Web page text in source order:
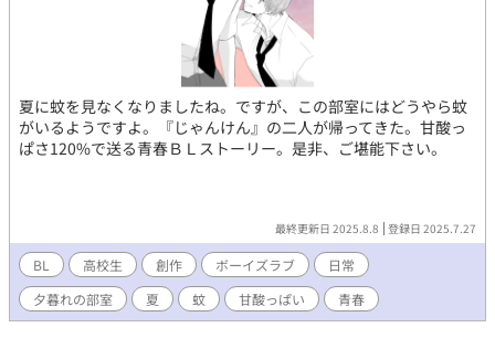
夏に蚊を見なくなりましたね。ですが、この部室にはどうやら蚊
がいるようですよ。『じゃんけん』の二人が帰ってきた。甘酸っ
ぱさ120%で送る青春ＢＬストーリー。是非、ご堪能下さい。
最終更新日 2025.8.8 登録日 2025.7.27
BL 高校生 創作 ボーイズラブ
日常
夕暮れの部室
夏 蚊 甘酸っぱい 青春